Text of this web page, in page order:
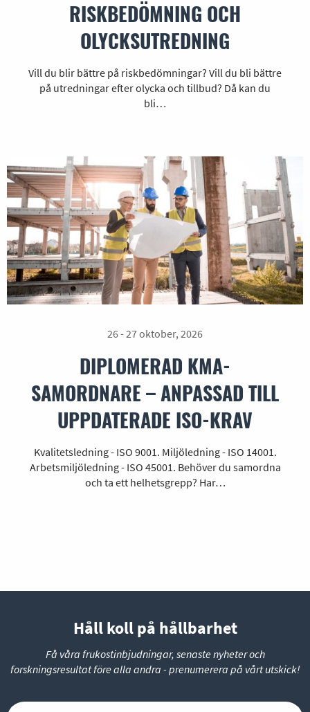
RISKBEDÖMNING OCH
OLYCKSUTREDNING
Vill du blir bättre på riskbedömningar? Vill du bli bättre
på utredningar efter olycka och tillbud? Då kan du
bli…
26 - 27 oktober, 2026
DIPLOMERAD KMA-
SAMORDNARE – ANPASSAD TILL
UPPDATERADE ISO-KRAV
Kvalitetsledning - ISO 9001. Miljöledning - ISO 14001.
Arbetsmiljöledning - ISO 45001. Behöver du samordna
och ta ett helhetsgrepp? Har…
Håll koll på hållbarhet
Få våra frukostinbjudningar, senaste nyheter och
forskningsresultat före alla andra - prenumerera på vårt utskick!